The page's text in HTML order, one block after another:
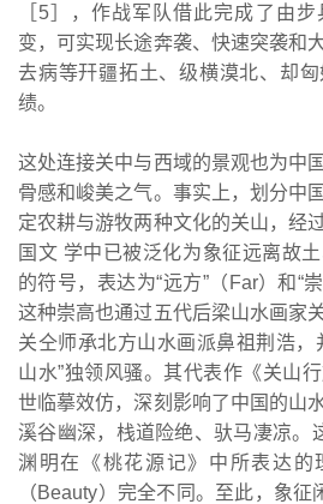
［5］，作战军队借此完成了由
变，可实现长途奔袭、快速突袭和
去病等幵疆拓土、级横漠北、却
绩。
这处连接关中与西域的景观也为中
骨感和峻美之气。事实上，划分中
定农耕与游牧两种文化的关山，经
国文 学中已被泛化为象征远离故
的符号，表达为“远方”（Far）和“
这种崇高也通过五代后梁山水画家
关仝师承北方山水画派鼻祖荆浩，
山水”独领风骚。其代表作《关山
世临摹效仿，深刻影响了中国的山
溪谷幽深，栈道险绝、驮马凄凉。
渊明在《桃花源记》中所表达的
（Beauty）完全不同。至此，象征